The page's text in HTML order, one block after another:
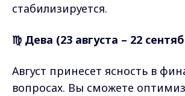
стабилизируется.
♍ Дева (23 августа – 22
Август принесет ясность в
вопросах. Вы сможете